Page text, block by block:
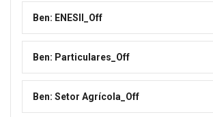
Ben: ENESII_Off
Ben: Particulares_Off
Ben: Setor Agrícola_Off